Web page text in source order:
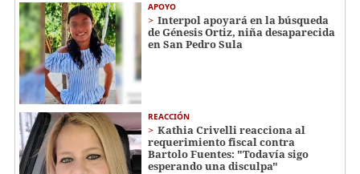
APOYO
Interpol apoyará en la búsqueda
de Génesis Ortiz, niña desaparecida
en San Pedro Sula
REACCIÓN
Kathia Crivelli reacciona al
requerimiento fiscal contra
Bartolo Fuentes: "Todavía sigo
esperando una disculpa"